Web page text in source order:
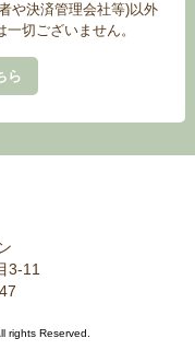
や決済管理会社等)以外
切ございません。
ら
3-11
rights Reserved.